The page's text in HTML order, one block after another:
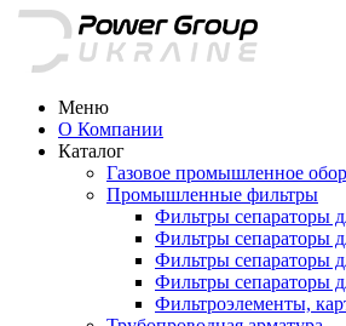
Меню
О Компании
Каталог
Газовое промышленное
Промышленные фильтры
Фильтры сепараторы
Фильтры сепараторы
Фильтры сепараторы
Фильтры сепараторы
Фильтроэлементы,